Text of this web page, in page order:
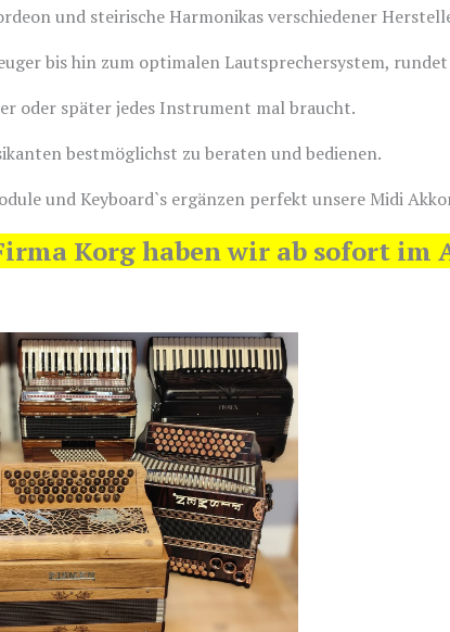
und steirische Harmonikas verschiedener
bis hin zum optimalen Lautsprechersystem,
oder später jedes Instrument mal braucht.
bestmöglichst zu beraten und bedienen.
und Keyboard`s ergänzen perfekt unsere Midi
Korg haben wir ab sofort im